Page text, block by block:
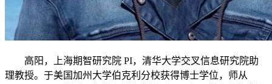
高阳，上海期智研究院 PI，清华大学交叉信息研究院助
理教授。于美国加州大学伯克利分校获得博士学位，师从